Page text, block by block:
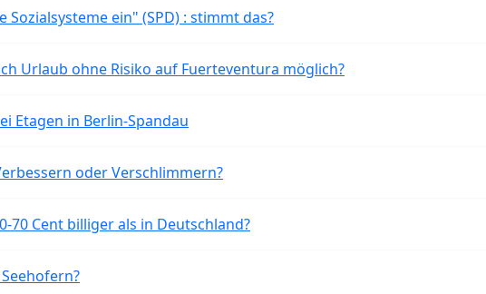
ein" (SPD) : stimmt das?
Urlaub ohne Risiko auf Fuerteventura möglich?
Etagen in Berlin-Spandau
oder Verschlimmern?
70 Cent billiger als in Deutschland?